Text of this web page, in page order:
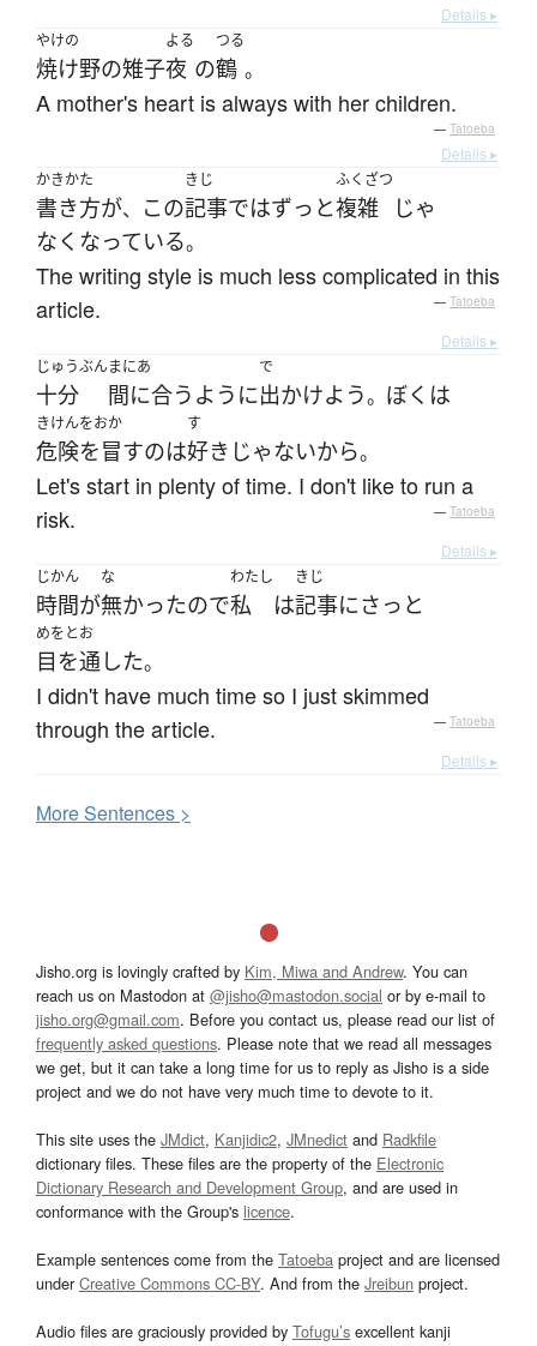
Details ▸
やけの
焼け野の雉子
よる
夜 の
つる
鶴 。
A mother's heart is always with her children.
— Tatoeba
Details ▸
かきかた
書き方が、 この
きじ
記事ではずっと
ふくざつ
複雑
じゃ
なくなっている。
The writing style is much less complicated in this
article.
— Tatoeba
Details ▸
じゅうぶん
十分
まにあ
間に合う ように
で
出かけよう。 ぼく は
きけんをおか
危険を冒すのは
す
好き じゃないから。
Let's start in plenty of time. I don't like to run a
risk.
— Tatoeba
Details ▸
じかん
時間が
な
無かったので
わたし
私 は
きじ
記事にさっと
めをとお
目を通した。
I didn't have much time so I just skimmed
through the article.
— Tatoeba
Details ▸
MoreSentences >
Jisho.org is lovingly crafted by Kim, Miwa and Andrew. You can
reach us on Mastodon at @jisho@mastodon.social or by e-mail to
jisho.org@gmail.com. Before you contact us, please read our list of
frequently asked questions. Please note that we read all messages
we get, but it can take a long time for us to reply as Jisho is a side
project and we do not have very much time to devote to it.
This site uses the JMdict, Kanjidic2, JMnedict and Radkfile
dictionary files. These files are the property of the Electronic
Dictionary Research and Development Group, and are used in
conformance with the Group's licence.
Example sentences come from the Tatoeba project and are licensed
underCreative Commons CC-BY. And from the Jreibun project.
Audio files are graciously provided by Tofugu’s excellent kanji